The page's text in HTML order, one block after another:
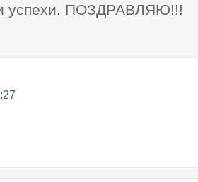
успехи. ПОЗДРАВЛЯЮ!!!